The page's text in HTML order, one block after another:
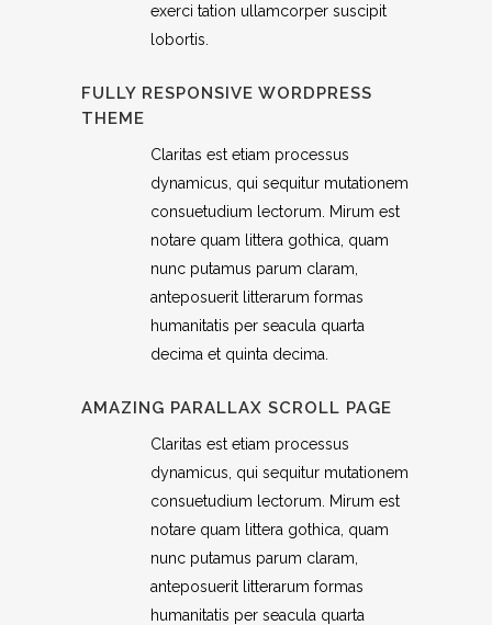
exerci tation ullamcorper suscipit
lobortis.
FULLY RESPONSIVE WORDPRESS
THEME
Claritas est etiam processus
dynamicus, qui sequitur mutationem
consuetudium lectorum. Mirum est
notare quam littera gothica, quam
nunc putamus parum claram,
anteposuerit litterarum formas
humanitatis per seacula quarta
decima et quinta decima.
AMAZING PARALLAX SCROLL PAGE
Claritas est etiam processus
dynamicus, qui sequitur mutationem
consuetudium lectorum. Mirum est
notare quam littera gothica, quam
nunc putamus parum claram,
anteposuerit litterarum formas
humanitatis per seacula quarta